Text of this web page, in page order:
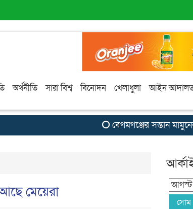
অর্থনীতি সারা বিশ্ব বিনোদন খেলাধুলা আইন
বেগমগঞ্জের সন্তান মামুনের
মেয়েরা
সোম